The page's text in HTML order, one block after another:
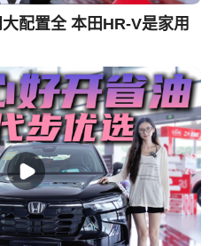
配置全 本田HR-V是家用